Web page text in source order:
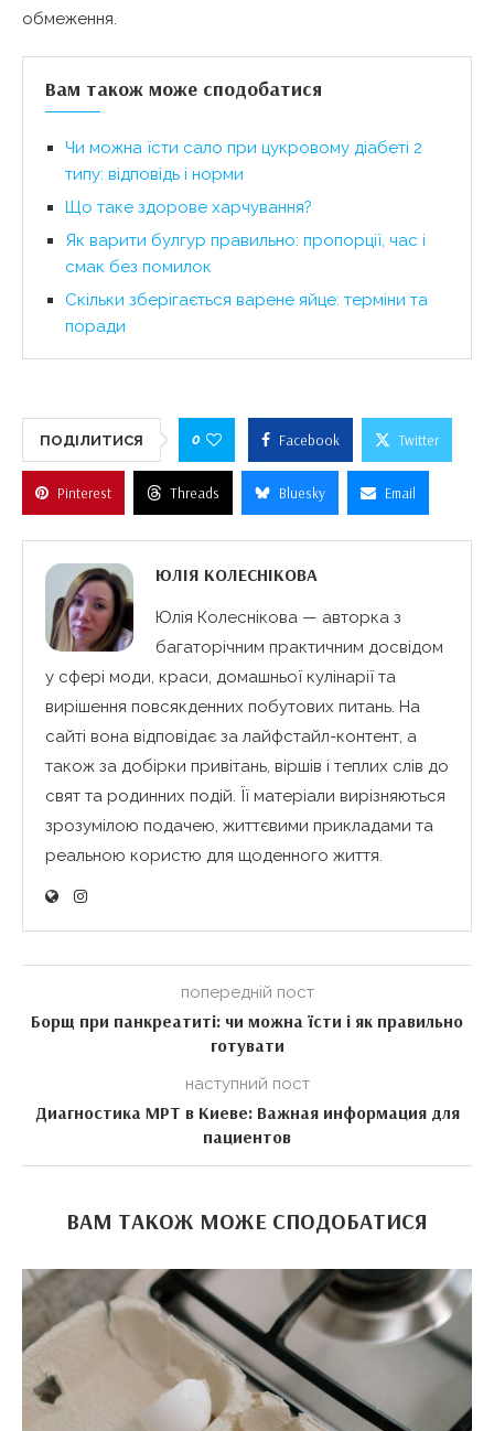
обмеження.
Вам також може сподобатися
Чи можна їсти сало при цукровому діабеті 2
типу: відповідь і норми
Що таке здорове харчування?
Як варити булгур правильно: пропорції, час і
смак без помилок
Скільки зберігається варене яйце: терміни та
поради
ПОДІЛИТИСЯ 0 Facebook Twitter
Pinterest Threads Bluesky Email
ЮЛІЯ КОЛЕСНІКОВА
Юлія Колеснікова — авторка з
багаторічним практичним досвідом
у сфері моди, краси, домашньої кулінарії та
вирішення повсякденних побутових питань. На
сайті вона відповідає за лайфстайл-контент, а
також за добірки привітань, віршів і теплих слів до
свят та родинних подій. Її матеріали вирізняються
зрозумілою подачею, життєвими прикладами та
реальною користю для щоденного життя.
попередній пост
Борщ при панкреатиті: чи можна їсти і як правильно
готувати
наступний пост
Диагностика МРТ в Киеве: Важная информация для
пациентов
ВАМ ТАКОЖ МОЖЕ СПОДОБАТИСЯ